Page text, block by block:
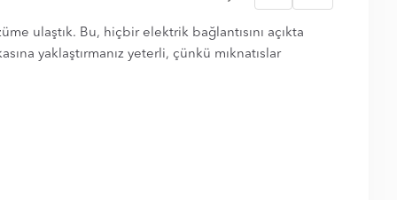
ulaştık. Bu, hiçbir elektrik bağlantısını açıkta
yaklaştırmanız yeterli, çünkü mıknatıslar